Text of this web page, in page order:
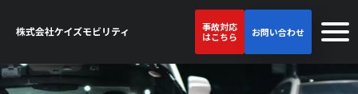
事故対応
はこちら
お問い合わせ